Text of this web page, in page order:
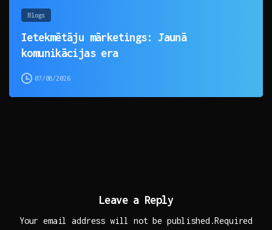
Blogs
Ietekmētāju mārketings: Jaunā
komunikācijas era
07/08/2026
Leave a Reply
Your email address will not be published.Required